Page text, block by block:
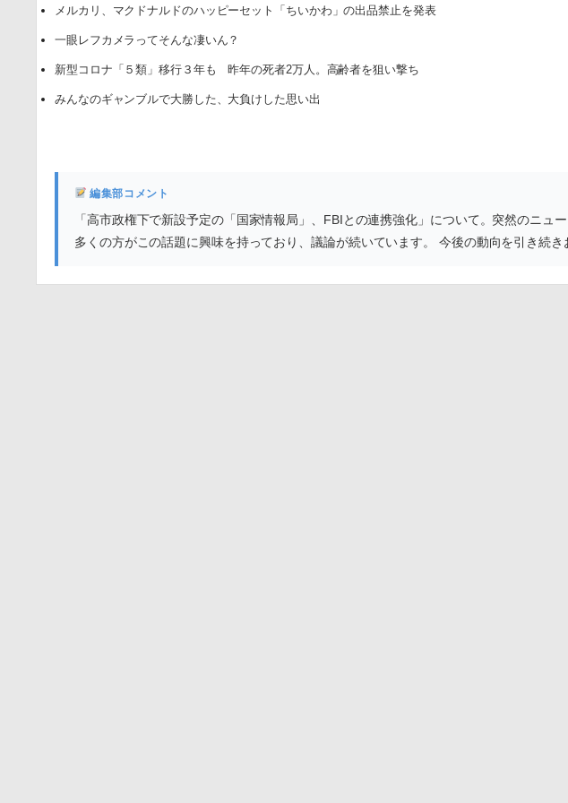
メルカリ、マクドナルドのハッピーセット「ちいかわ」の出品禁止を発表
一眼レフカメラってそんな凄いん？
新型コロナ「５類」移行３年も 昨年の死者2万人。高齢者を狙い撃ち
みんなのギャンブルで大勝した、大負けした思い出
編集部コメント
「高市政権下で新設予定の「国家情報局」、FBIとの連携強化」について。突然のニュ
多くの方がこの話題に興味を持っており、議論が続いています。 今後の動向を引き続き